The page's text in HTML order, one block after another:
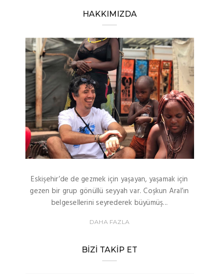
HAKKIMIZDA
Eskişehir’de de gezmek için yaşayan, yaşamak için
gezen bir grup gönüllü seyyah var. Coşkun Aral’ın
belgesellerini seyrederek büyümüş...
DAHA FAZLA
BIZI TAKIP ET